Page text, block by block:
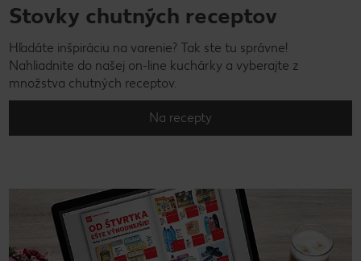
Stovky chutných receptov
Hľadáte inšpiráciu na varenie? Tak ste tu správne!
Nahliadnite do našej on-line kuchárky a vyberajte z
množstva chutných receptov.
Na recepty